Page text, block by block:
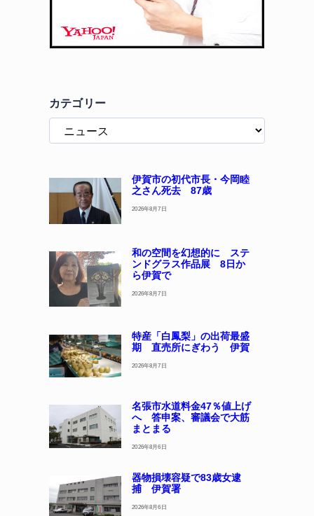
カテゴリー
伊賀市の初代市長・今岡睦
之さん死去 87歳
2026年8月7日
和の空間を幻想的に ステ
ンドグラス作品展 8日か
ら伊賀で
2026年8月7日
特産「白鳳梨」の出荷最盛
期 直売所にぎわう 伊賀
2026年8月7日
名張市水道料金47％値上げ
へ 答申案、審議会で大筋
まとまる
2026年8月6日
器物損壊容疑で83歳女逮
捕 伊賀署
2026年8月6日